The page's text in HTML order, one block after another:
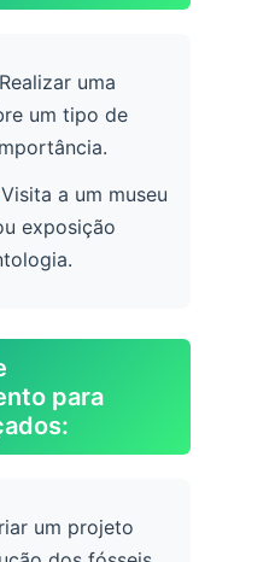
Realizar uma
um tipo de
Visita a um museu
exposição
para
um projeto